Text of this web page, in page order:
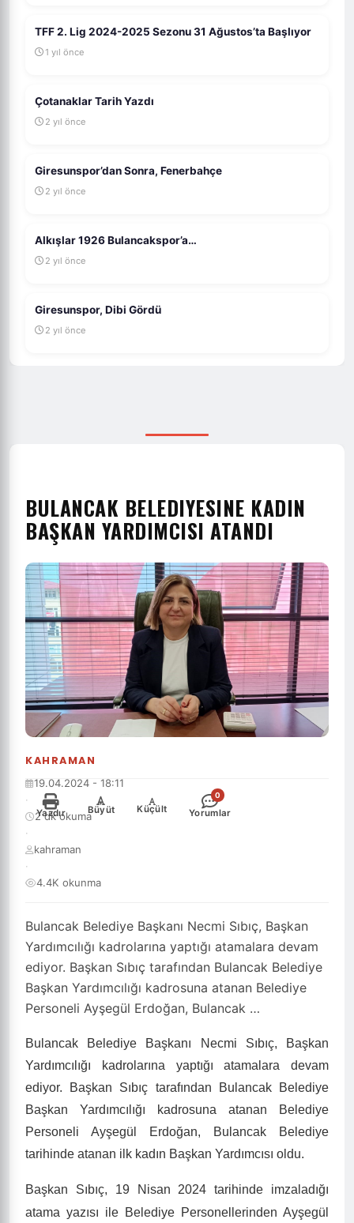
TFF 2. Lig 2024-2025 Sezonu 31 Ağustos’ta Başlıyor
1 yıl önce
Çotanaklar Tarih Yazdı
2 yıl önce
Giresunspor’dan Sonra, Fenerbahçe
2 yıl önce
Alkışlar 1926 Bulancakspor’a…
2 yıl önce
Giresunspor, Dibi Gördü
2 yıl önce
KAHRAMAN
BULANCAK BELEDIYESINE KADIN
BAŞKAN YARDIMCISI ATANDI
Bulancak Belediye Başkanı Necmi Sıbıç, Başkan
Yardımcılığı kadrolarına yaptığı atamalara devam
ediyor. Başkan Sıbıç tarafından Bulancak Belediye
Başkan Yardımcılığı kadrosuna atanan Belediye
Personeli Ayşegül Erdoğan, Bulancak …
19.04.2024 - 18:11
·
2 dk okuma
·
kahraman
·
4.4K okunma
Yazdır
+
Büyüt
-
Küçült
0
Yorumlar
Bulancak Belediye Başkanı Necmi Sıbıç, Başkan
Yardımcılığı kadrolarına yaptığı atamalara devam
ediyor. Başkan Sıbıç tarafından Bulancak Belediye
Başkan Yardımcılığı kadrosuna atanan Belediye
Personeli Ayşegül Erdoğan, Bulancak Belediye
tarihinde atanan ilk kadın Başkan Yardımcısı oldu.
Başkan Sıbıç, 19 Nisan 2024 tarihinde imzaladığı
atama yazısı ile Belediye Personellerinden Ayşegül